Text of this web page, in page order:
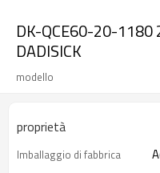
DK-QCE60-20-1180
DADISICK
modello
proprietà
Imballaggio di fabbrica